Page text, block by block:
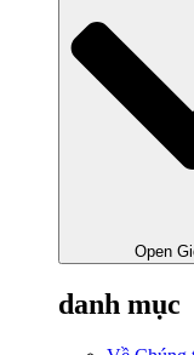
Open
danh mục